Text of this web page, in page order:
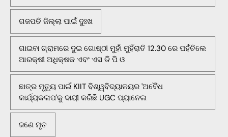
ଗଜପତି ଜିଲ୍ଲା ପାଇଁ ଦୁଃଖ
ଗାଇବା ଗ୍ରାମରେ ଦୁଇ ଗୋଷ୍ଠୀ ମୁହାଁ ମୁହିଁରାତି 12.30 ରେ ପହଁଚିଲେ
ଆରକ୍ଷୀ ଅଧିକ୍ଷକ ଏବଂ ଏସ ଡି ପି ଓ
ଛାତ୍ର ମୃତ୍ୟୁ ପାଇଁ KIIT ବିଶ୍ୱବିଦ୍ୟାଳୟର 'ଅବୈଧ
କାର୍ଯ୍ୟକଳାପ'କୁ ଦାୟୀ କରିଛି UGC ପ୍ୟାନେଲ
ଜଣେ ମୃତ